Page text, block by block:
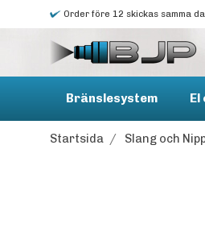
Order före 12 skickas samma
Bränslesystem El
Startsida / Slang och